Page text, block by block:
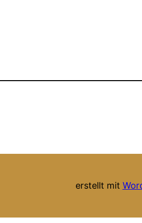
erstellt mit